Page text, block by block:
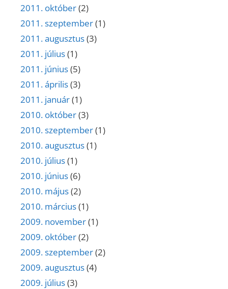
2011. október(2)
2011. szeptember(1)
2011. augusztus(3)
2011. július(1)
2011. június(5)
2011. április(3)
2011. január(1)
2010. október(3)
2010. szeptember(1)
2010. augusztus(1)
2010. július(1)
2010. június(6)
2010. május(2)
2010. március(1)
2009. november(1)
2009. október(2)
2009. szeptember(2)
2009. augusztus(4)
2009. július(3)